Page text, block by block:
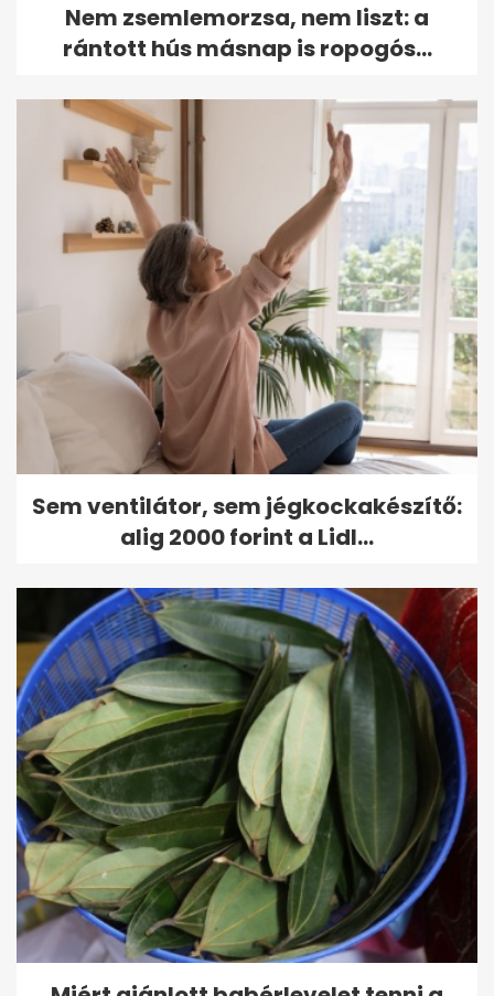
Nem zsemlemorzsa, nem liszt: a
rántott hús másnap is ropogós...
Sem ventilátor, sem jégkockakészítő:
alig 2000 forint a Lidl...